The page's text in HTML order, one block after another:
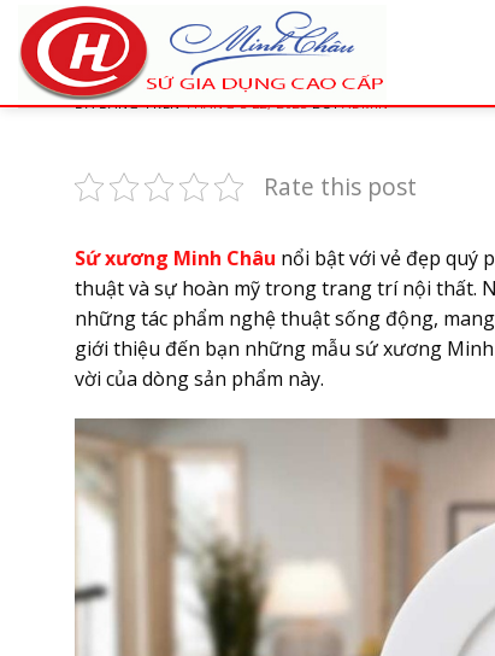
Chuyển
đến
nội
dung
Các mẫu sứ xương Minh
ĐÃ ĐĂNG TRÊNTHÁNG 3 22, 2025 BỞIADMIN
Rate this post
Sứ xương Minh Châu nổi bật với vẻ đẹp quý
thuật và sự hoàn mỹ trong trang trí nội thất.
những tác phẩm nghệ thuật sống động,
giới thiệu đến bạn những mẫu sứ xương
vời của dòng sản phẩm này.